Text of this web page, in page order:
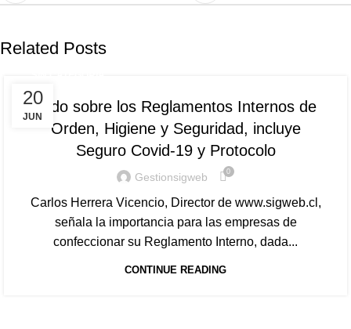
Related Posts
20
JUN
Todo sobre los Reglamentos Internos de
Orden, Higiene y Seguridad, incluye
Seguro Covid-19 y Protocolo
Gestionsigweb 0
Carlos Herrera Vicencio, Director de www.sigweb.cl,
señala la importancia para las empresas de
confeccionar su Reglamento Interno, dada...
CONTINUE READING